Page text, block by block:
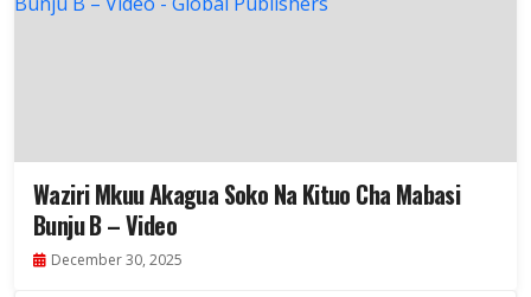
Waziri Mkuu Akagua Soko Na Kituo Cha Mabasi
Bunju B – Video
December 30, 2025